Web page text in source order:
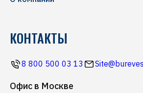
Ferretti
Все бренды
Строительство марин
Журнал Yachting
Хелипорт Буревестник
Новости
КОНТАКТЫ
8 800 500 03 13
Офис в Москве